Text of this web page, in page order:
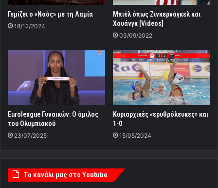
Γεμίζει ο «Ναός» με τη Λαμία
18/12/2024
Mπιέλ όπως Ζινκερνάγκελ και
Χουάνγκ [Videos]
03/09/2022
Euroleague Γυναικών: Ο όμιλος
του Ολυμπιακού
23/07/2025
Κυριαρχικές «ερυθρόλευκες» και
1-0
15/05/2024
Tο κανάλι μας στο Youtube